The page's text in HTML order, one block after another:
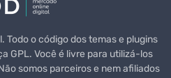
Todo o código dos temas e plugins
GPL. Você é livre para utilizá-los
somos parceiros e nem afiliados